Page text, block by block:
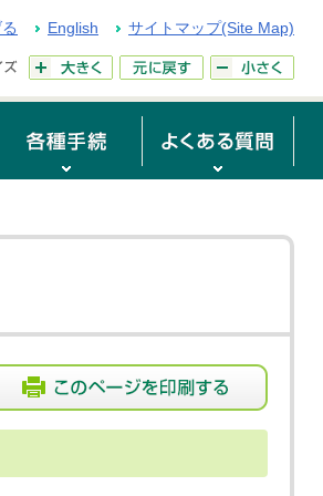
English サイトマップ(Site Map)